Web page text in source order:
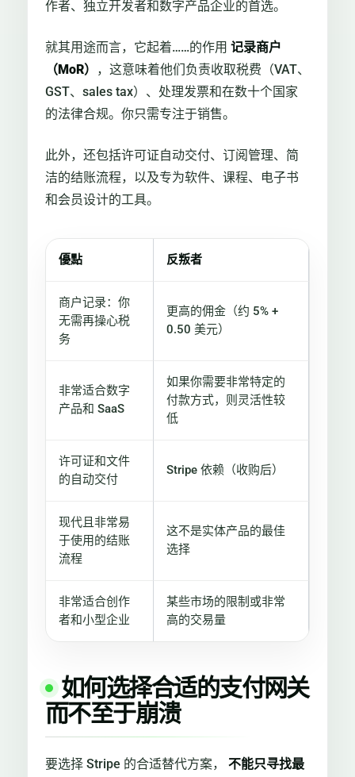
作者、独立开发者和数字产品企业的首选。
就其用途而言，它起着……的作用 记录商户
（MoR）
，这意味着他们负责收取税费（VAT、
GST、sales tax）、处理发票和在数十个国家
的法律合规。你只需专注于销售。
此外，还包括许可证自动交付、订阅管理、简
洁的结账流程，以及专为软件、课程、电子书
和会员设计的工具。
優點 反叛者
商户记录：你
无需再操心税
务
更高的佣金（约 5% +
0.50 美元）
非常适合数字
产品和 SaaS
如果你需要非常特定的
付款方式，则灵活性较
低
许可证和文件
的自动交付
Stripe 依赖（收购后）
现代且非常易
于使用的结账
流程
这不是实体产品的最佳
选择
非常适合创作
者和小型企业
某些市场的限制或非常
高的交易量
如何选择合适的支付网关
而不至于崩溃
要选择 Stripe 的合适替代方案， 不能只寻找最